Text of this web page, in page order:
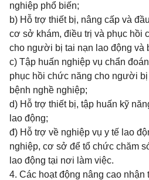
nghiệp phổ biến;
b) Hỗ trợ thiết bị, nâng cấp và
cơ sở khám, điều trị và phục hồi
cho người bị tai nạn lao động và
c) Tập huấn nghiệp vụ chẩn
phục hồi chức năng cho người
bệnh nghề nghiệp;
d) Hỗ trợ thiết bị, tập huấn kỹ
lao động;
đ) Hỗ trợ về nghiệp vụ y tế lao
nghiệp, cơ sở để tổ chức chăm
lao động tại nơi làm việc.
4. Các hoạt động nâng cao nhận